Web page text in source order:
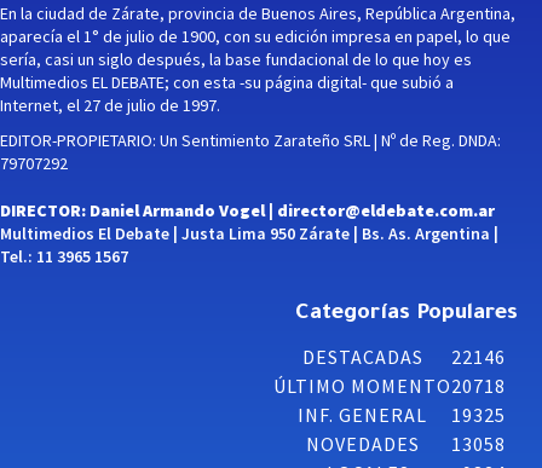
En la ciudad de Zárate, provincia de Buenos Aires, República Argentina,
aparecía el 1° de julio de 1900, con su edición impresa en papel, lo que
sería, casi un siglo después, la base fundacional de lo que hoy es
Multimedios EL DEBATE; con esta -su página digital- que subió a
Internet, el 27 de julio de 1997.
EDITOR-PROPIETARIO: Un Sentimiento Zarateño SRL | Nº de Reg. DNDA:
79707292
DIRECTOR: Daniel Armando Vogel | director@eldebate.com.ar
Multimedios El Debate | Justa Lima 950 Zárate | Bs. As. Argentina |
Tel.: 11 3965 1567
Categorías Populares
DESTACADAS
22146
ÚLTIMO MOMENTO20718
INF. GENERAL
19325
NOVEDADES
13058